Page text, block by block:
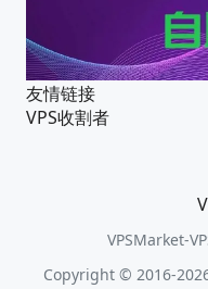
友情链接
VPS收割者
VPSMarket-
Copyright © 2016-